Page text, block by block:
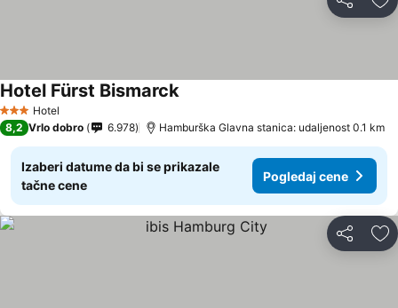
Deli
3 Zvezdice
Hotel
Hotel Fürst Bismarck
8,2 Vrlo dobro 6.978 Hamburška Glavna stanica: udaljenost 0.1 km
Izaberi datume da bi se prikazale
tačne cene
Pogledaj cene
Deli